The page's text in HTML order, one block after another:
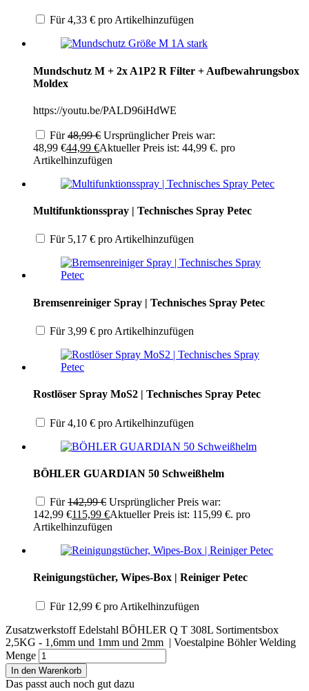
Für4,33 € pro Artikelhinzufügen
Mundschutz M + 2x A1P2 R Filter + Aufbewahrungsbox
Moldex
https://youtu.be/PALD96iHdWE
Für48,99€ Ursprünglicher Preis war:
48,99 €44,99 €Aktueller Preis ist: 44,99 €. pro
Artikelhinzufügen
Multifunktionsspray | Technisches Spray Petec
Für 5,17 € pro Artikelhinzufügen
Bremsenreiniger Spray | Technisches Spray Petec
Für3,99 € pro Artikelhinzufügen
Rostlöser Spray MoS2 | Technisches Spray Petec
Für4,10 € pro Artikelhinzufügen
BÖHLER GUARDIAN 50 Schweißhelm
Für142,99€ Ursprünglicher Preis war:
142,99 €115,99 €Aktueller Preis ist: 115,99 €. pro
Artikelhinzufügen
Reinigungstücher, Wipes-Box | Reiniger Petec
Für 12,99 € pro Artikelhinzufügen
Zusatzwerkstoff Edelstahl BÖHLER Q T 308L Sortimentsbox
2,5KG - 1,6mm und 1mm und 2mm | Voestalpine Böhler Welding
Menge
In den Warenkorb
Das passt auch noch gut dazu